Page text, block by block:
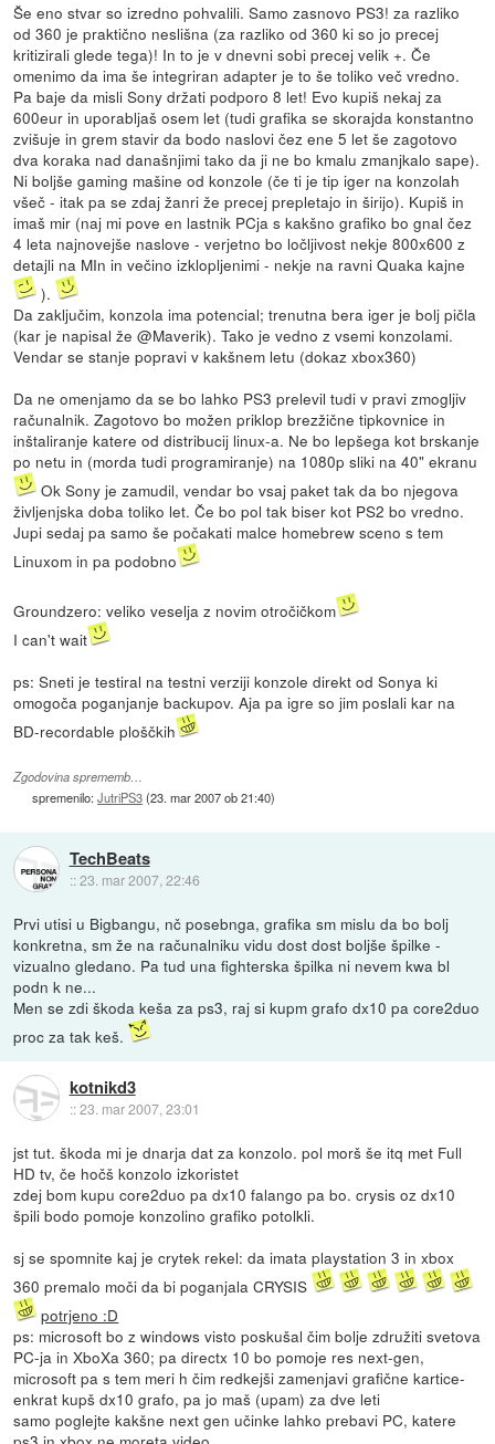
Še eno stvar so izredno pohvalili. Samo zasnovo PS3! za razliko
od 360 je praktično neslišna (za razliko od 360 ki so jo precej
kritizirali glede tega)! In to je v dnevni sobi precej velik +. Če
omenimo da ima še integriran adapter je to še toliko več vredno.
Pa baje da misli Sony držati podporo 8 let! Evo kupiš nekaj za
600eur in uporabljaš osem let (tudi grafika se skorajda konstantno
zvišuje in grem stavir da bodo naslovi čez ene 5 let še zagotovo
dva koraka nad današnjimi tako da ji ne bo kmalu zmanjkalo sape).
Ni boljše gaming mašine od konzole (če ti je tip iger na konzolah
všeč - itak pa se zdaj žanri že precej prepletajo in širijo). Kupiš in
imaš mir (naj mi pove en lastnik PCja s kakšno grafiko bo gnal čez
4 leta najnovejše naslove - verjetno bo ločljivost nekje 800x600 z
detajli na MIn in večino izklopljenimi - nekje na ravni Quaka kajne
).
Da zaključim, konzola ima potencial; trenutna bera iger je bolj pičla
(kar je napisal že @Maverik). Tako je vedno z vsemi konzolami.
Vendar se stanje popravi v kakšnem letu (dokaz xbox360)
Da ne omenjamo da se bo lahko PS3 prelevil tudi v pravi zmogljiv
računalnik. Zagotovo bo možen priklop brezžične tipkovnice in
inštaliranje katere od distribucij linux-a. Ne bo lepšega kot brskanje
po netu in (morda tudi programiranje) na 1080p sliki na 40" ekranu
Ok Sony je zamudil, vendar bo vsaj paket tak da bo njegova
življenjska doba toliko let. Če bo pol tak biser kot PS2 bo vredno.
Jupi sedaj pa samo še počakati malce homebrew sceno s tem
Linuxom in pa podobno
Groundzero: veliko veselja z novim otročičkom
I can't wait
ps: Sneti je testiral na testni verziji konzole direkt od Sonya ki
omogoča poganjanje backupov. Aja pa igre so jim poslali kar na
BD-recordable ploščkih
Zgodovina sprememb…
spremenilo:JutriPS3(23. mar 2007 ob 21:40)
TechBeats
::23. mar 2007, 22:46
Prvi utisi u Bigbangu, nč posebnga, grafika sm mislu da bo bolj
konkretna, sm že na računalniku vidu dost dost boljše špilke -
vizualno gledano. Pa tud una fighterska špilka ni nevem kwa bl
podn k ne...
Men se zdi škoda keša za ps3, raj si kupm grafo dx10 pa core2duo
proc za tak keš.
kotnikd3
::23. mar 2007, 23:01
jst tut. škoda mi je dnarja dat za konzolo. pol morš še itq met Full
HD tv, če hočš konzolo izkoristet
zdej bom kupu core2duo pa dx10 falango pa bo. crysis oz dx10
špili bodo pomoje konzolino grafiko potolkli.
sj se spomnite kaj je crytek rekel: da imata playstation 3 in xbox
360 premalo moči da bi poganjala CRYSIS
potrjeno :D
ps: microsoft bo z windows visto poskušal čim bolje združiti svetova
PC-ja in XboXa 360; pa directx 10 bo pomoje res next-gen,
microsoft pa s tem meri h čim redkejši zamenjavi grafične kartice-
enkrat kupš dx10 grafo, pa jo maš (upam) za dve leti
samo poglejte kakšne next gen učinke lahko prebavi PC, katere